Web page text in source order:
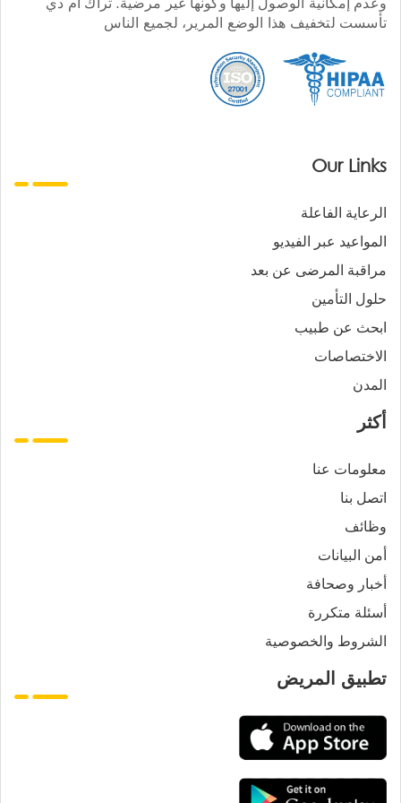
تأسست لتخفيف هذا الوضع المرير، لجميع الناس
Our Links
الرعاية الفاعلة
المواعيد عبر الفيديو
مراقبة المرضى عن بعد
حلول التأمين
ابحث عن طبيب
الاختصاصات
المدن
أكثر
معلومات عنا
اتصل بنا
وظائف
أمن البيانات
أخبار وصحافة
أسئلة متكررة
الشروط والخصوصية
تطبيق المريض